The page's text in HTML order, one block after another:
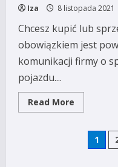
Iza 8 listopada 2021
Chcesz kupić lub
obowiązkiem jest
komunikacji firmy o
pojazdu....
Read More
more
wiesz,
1